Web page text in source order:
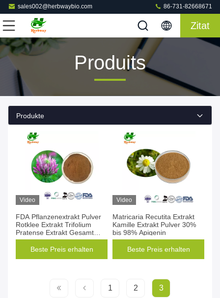
sales002@herbwaybio.com 86-731-82668671
Zitat
Produits
Produkte
Video
FDA Pflanzenextrakt Pulver
Rotklee Extrakt Trifolium
Pratense Extrakt Gesamt
Isoflavone
Beste Preis erhalten
Video
Matricaria Recutita Extrakt
Kamille Extrakt Pulver 30%
bis 98% Apigenin
Beste Preis erhalten
1 2 3